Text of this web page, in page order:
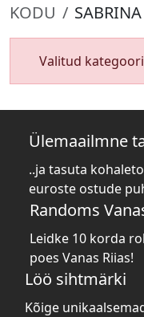
KODU
Valitud
Ülemaailmne
..ja tasuta
euroste ostude
Randoms
Leidke 10 korda
poes Vanas Riias!
Löö sihtmärki
Kõige